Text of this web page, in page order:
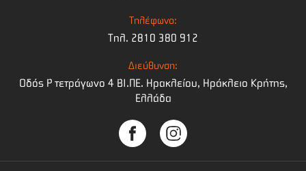
Τηλέφωνο:
Τηλ. 2810 380 912
Διεύθυνση:
Οδός Ρ τετράγωνο 4 BI.ΠΕ. Ηρακλείου, Ηράκλειο Κρήτης,
Ελλάδα